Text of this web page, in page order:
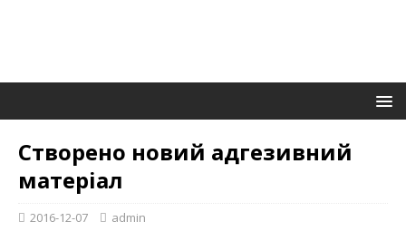
Створено новий адгезивний
матеріал
2016-12-07 admin